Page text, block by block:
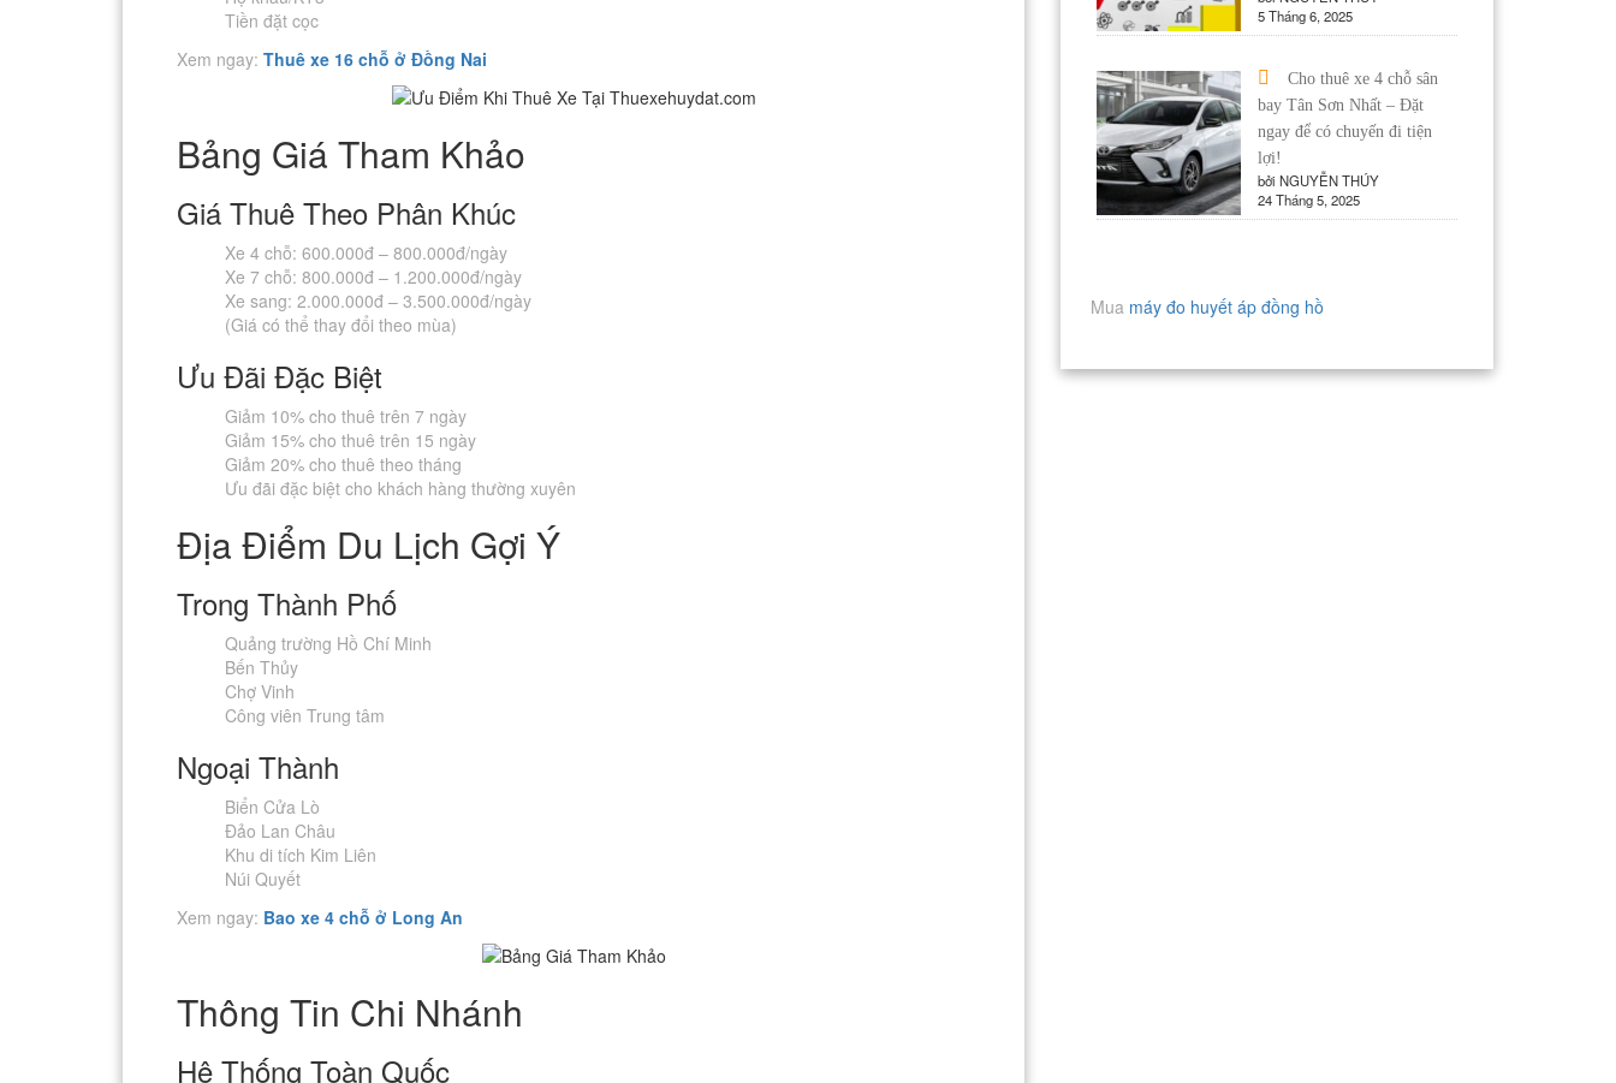
Tiền đặt cọc
Xem ngay: Thuê xe 16 chỗ ở Đồng Nai
Bảng Giá Tham Khảo
Giá Thuê Theo Phân Khúc
Xe 4 chỗ: 600.000đ – 800.000đ/ngày
Xe 7 chỗ: 800.000đ – 1.200.000đ/ngày
Xe sang: 2.000.000đ – 3.500.000đ/ngày
(Giá có thể thay đổi theo mùa)
Ưu Đãi Đặc Biệt
Giảm 10% cho thuê trên 7 ngày
Giảm 15% cho thuê trên 15 ngày
Giảm 20% cho thuê theo tháng
Ưu đãi đặc biệt cho khách hàng thường xuyên
Địa Điểm Du Lịch Gợi Ý
Trong Thành Phố
Quảng trường Hồ Chí Minh
Bến Thủy
Chợ Vinh
Công viên Trung tâm
Ngoại Thành
Biển Cửa Lò
Đảo Lan Châu
Khu di tích Kim Liên
Núi Quyết
Xem ngay: Bao xe 4 chỗ ở Long An
Thông Tin Chi Nhánh
Hệ Thống Toàn Quốc
5 Tháng 6, 2025
Cho thuê xe 4 chỗ sân
bay Tân Sơn Nhất – Đặt
ngay để có chuyến đi tiện
lợi!
bởi NGUYỄN THÚY
24 Tháng 5, 2025
Mua máy đo huyết áp đồng hồ